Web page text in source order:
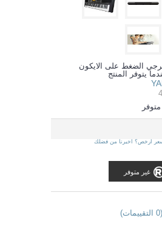
يرجي الضغط على الايكون
يتوفر المنتج
ارخص؟ اخبرنا من فضلك
غير متوفر
(0 التقييمات)